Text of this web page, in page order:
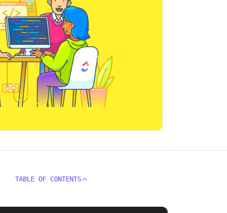
TABLE OF CONTENTS